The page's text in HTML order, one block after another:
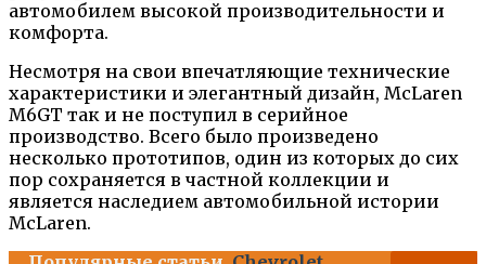
автомобилем высокой производительности и
комфорта.
Несмотря на свои впечатляющие технические
характеристики и элегантный дизайн, McLaren
M6GT так и не поступил в серийное
производство. Всего было произведено
несколько прототипов, один из которых до сих
пор сохраняется в частной коллекции и
является наследием автомобильной истории
McLaren.